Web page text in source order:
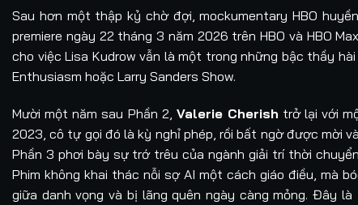
Sau hơn một thập kỷ chờ đợi, mockumentary HBO
premiere ngày 22 tháng 3 năm 2026 trên HBO và HBO
cho việc Lisa Kudrow vẫn là một trong những bậc thầy
Enthusiasm hoặc Larry Sanders Show.
Mười một năm sau Phần 2, Valerie Cherish trở lại với
2023, cô tự gọi đó là kỳ nghỉ phép, rồi bất ngờ được mời
Phần 3 phơi bày sự trớ trêu của ngành giải trí thời
Phim không khai thác nỗi sợ AI một cách giáo điều, mà
giữa danh vọng và bị lãng quên ngày càng mỏng. Đây